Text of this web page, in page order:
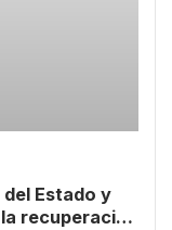
Estado y
recuperación